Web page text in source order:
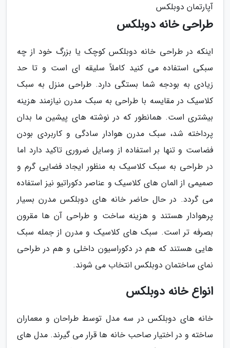
آپارتمان دوبلکس
طراحی خانه دوبلکس
اینکه در طراحی خانه دوبلکس کوچک یا بزرگ خود از چه
سبکی استفاده می کنید کاملاً سلیقه ای است و تا حد
زیادی به بودجه شما بستگی دارد. طراحی منزل به سبک
کلاسیک در مقایسه با طراحی به سبک مدرن نیازمند هزینه
بیشتری است. همانطور که در نوشته های پیشین ما بدان
پرداخته شد، سبک مدرن هوادار سادگی و کاربردی بودن
فضاست و تنها بر استفاده از وسایل ضروری تاکید دارد اما
در طراحی به سبک کلاسیک به منظور ایجاد فضایی گرم و
صمیمی از المان های کلاسیک و عناصر دکوراتیو نیز استفاده
می گردد. در حال حاضر خانه های دوبلکس مدرن بسیار
پرهوادار هستند و هزینه ساخت و طراحی آن ها مقرون
بصرفه تر است. سبک های کلاسیک و مدرن از جمله سبک
هایی هستند که هم در دکوراسیون داخلی و هم در طراحی
نمای ساختمان دوبلکس انتخاب می شوند.
انواع خانه دوبلکس
خانه های دوبلکس در سه مدل توسط طراحان و معماران
ساخته و در اختیار صاحب خانه ها قرار می گیرند. مدل های